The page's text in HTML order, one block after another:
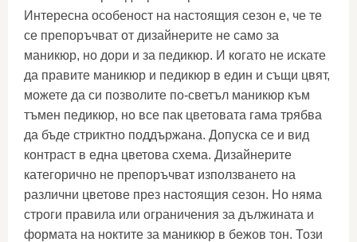
Интересна особеност на настоящия сезон е, че те
се препоръчват от дизайнерите не само за
маникюр, но дори и за педикюр. И когато не искате
да правите маникюр и педикюр в един и същи цвят,
можете да си позволите по-светъл маникюр към
тъмен педикюр, но все пак цветовата гама трябва
да бъде стриктно поддържана. Допуска се и вид
контраст в една цветова схема. Дизайнерите
категорично не препоръчват използването на
различни цветове през настоящия сезон. Но няма
строги правила или ограничения за дължината и
формата на ноктите за маникюр в бежов тон. Този